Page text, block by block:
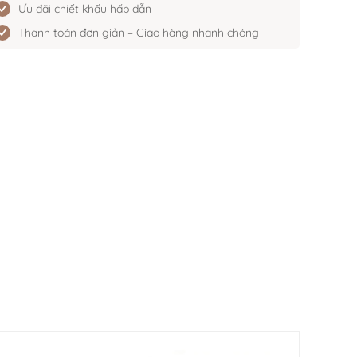
Ưu đãi chiết khấu hấp dẫn
Thanh toán đơn giản – Giao hàng nhanh chóng